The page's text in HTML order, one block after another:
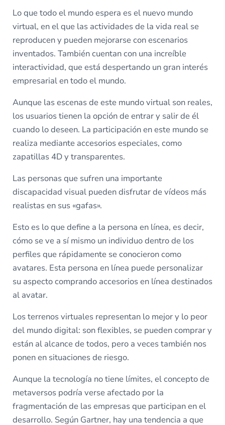
Lo que todo el mundo espera es el nuevo mundo
virtual, en el que las actividades de la vida real se
reproducen y pueden mejorarse con escenarios
inventados. También cuentan con una increíble
interactividad, que está despertando un gran interés
empresarial en todo el mundo.
Aunque las escenas de este mundo virtual son reales,
los usuarios tienen la opción de entrar y salir de él
cuando lo deseen. La participación en este mundo se
realiza mediante accesorios especiales, como
zapatillas 4D y transparentes.
Las personas que sufren una importante
discapacidad visual pueden disfrutar de vídeos más
realistas en sus «gafas».
Esto es lo que define a la persona en línea, es decir,
cómo se ve a sí mismo un individuo dentro de los
perfiles que rápidamente se conocieron como
avatares. Esta persona en línea puede personalizar
su aspecto comprando accesorios en línea destinados
al avatar.
Los terrenos virtuales representan lo mejor y lo peor
del mundo digital: son flexibles, se pueden comprar y
están al alcance de todos, pero a veces también nos
ponen en situaciones de riesgo.
Aunque la tecnología no tiene límites, el concepto de
metaversos podría verse afectado por la
fragmentación de las empresas que participan en el
desarrollo. Según Gartner, hay una tendencia a que